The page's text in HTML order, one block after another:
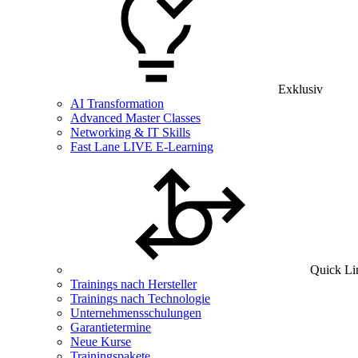
Exklusiv
AI Transformation
Advanced Master Classes
Networking & IT Skills
Fast Lane LIVE E-Learning
Quick
Trainings nach Hersteller
Trainings nach Technologie
Unternehmensschulungen
Garantietermine
Neue Kurse